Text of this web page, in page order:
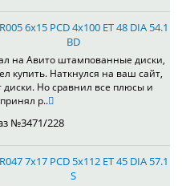
6x15 PCD 4x100 ET 48 DIA 54.1
BD
на Авито штампованные диски,
купить. Наткнулся на ваш сайт,
Но сравнил все плюсы и
р..
№3471/228
7x17 PCD 5x112 ET 45 DIA 57.1
S